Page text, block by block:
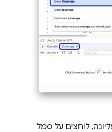
לוחצים על סמל